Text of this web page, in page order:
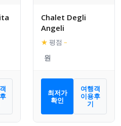
Chalet Degli
Angeli
★ 평점 –
최저가
확인
여행객
이용후
기